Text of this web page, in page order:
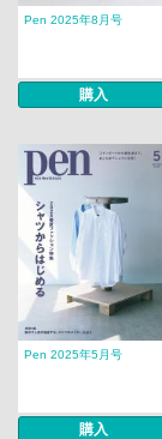
Pen 2025年8月号
購入
Pen 2025年5月号
購入